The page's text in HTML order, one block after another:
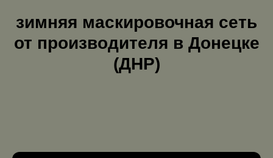
зимняя маскировочная сеть
от производителя в Донецке
(ДНР)